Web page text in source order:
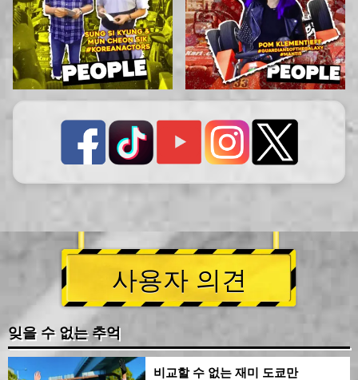
사용자 의견
잊을 수 없는 추억
비교할 수 없는 재미 도쿄만